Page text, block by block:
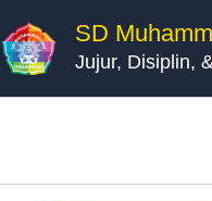
ke
konten
SD
Jujur, Disiplin,